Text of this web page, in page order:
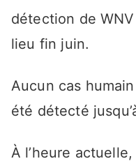
détection de
lieu fin juin.
Aucun cas
été détecté
À l’heure